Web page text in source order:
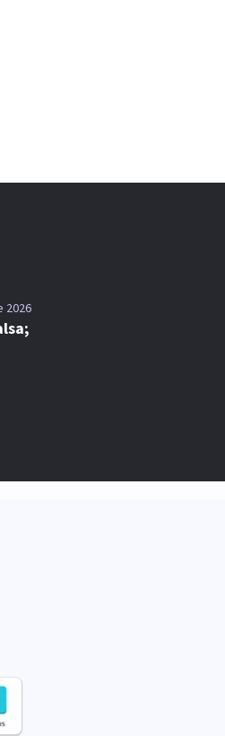
2026